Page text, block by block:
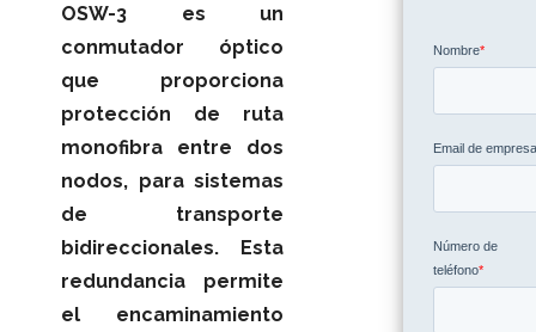
OSW-3 es un
conmutador óptico
que proporciona
protección de ruta
monofibra entre dos
nodos, para sistemas
de transporte
bidireccionales. Esta
redundancia permite
el encaminamiento